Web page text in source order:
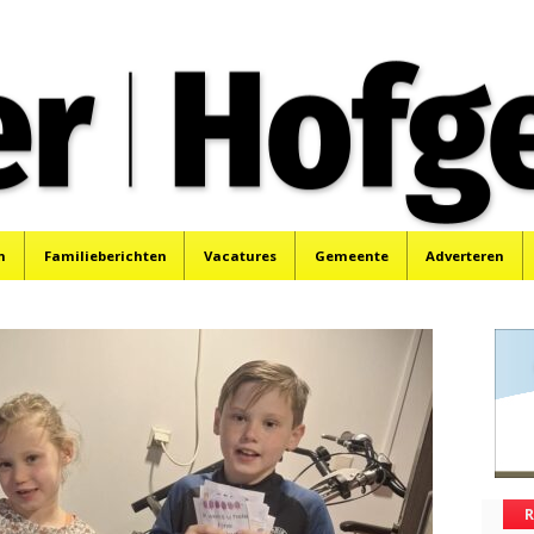
Familieberichten Vacatures Gemeente Adverteren